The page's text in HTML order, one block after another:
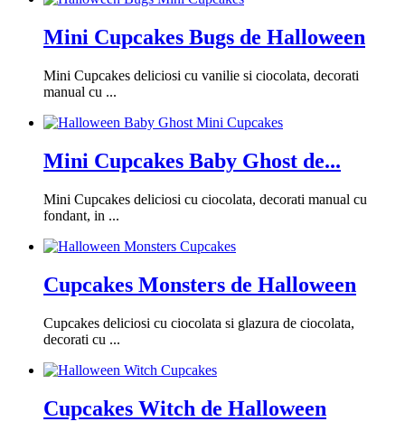
Mini Cupcakes Bugs de Halloween
Mini Cupcakes deliciosi cu vanilie si ciocolata, decorati
manual cu ...
Mini Cupcakes Baby Ghost de...
Mini Cupcakes deliciosi cu ciocolata, decorati manual cu
fondant, in ...
Cupcakes Monsters de Halloween
Cupcakes deliciosi cu ciocolata si glazura de ciocolata,
decorati cu ...
Cupcakes Witch de Halloween